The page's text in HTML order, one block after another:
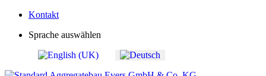
Kontakt
Sprache auswählen